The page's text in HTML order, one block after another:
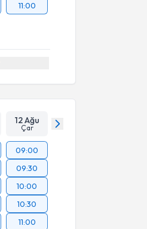
11:00
12 Ağu
Çar
09:00
09:30
10:00
10:30
11:00